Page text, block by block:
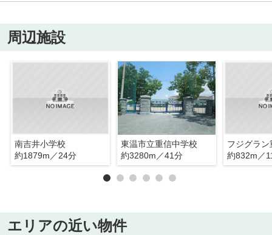
周辺施設
南吉井小学校
約1879m／24分
東温市立重信中学校
約3280m／41分
フジグラン
約832m／
エリアの近い物件